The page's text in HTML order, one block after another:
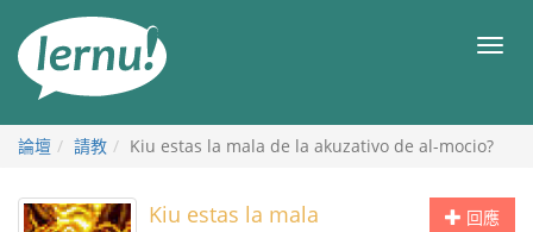
目
論壇 請教 Kiu estas la mala de la akuzativo de al-mocio?
回應
Kiu estas la mala